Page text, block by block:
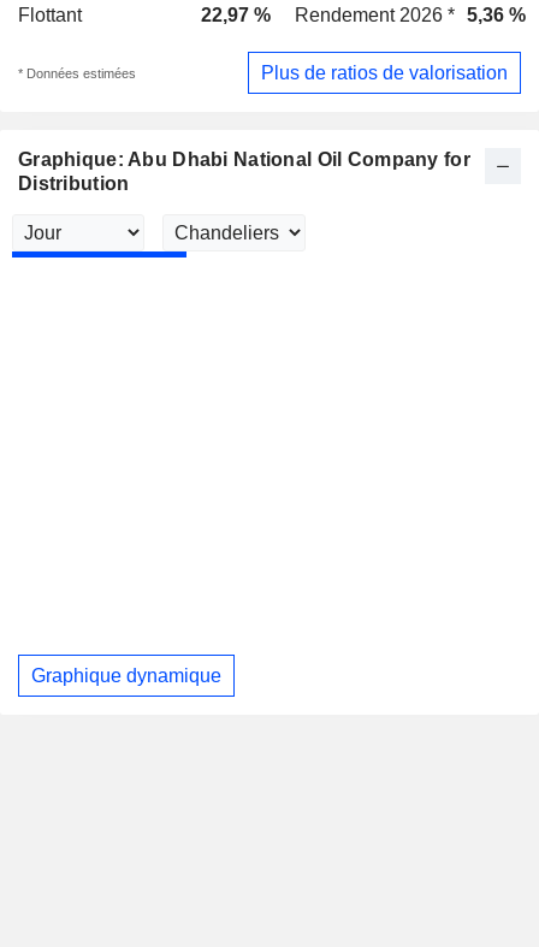
Flottant
22,97 % Rendement 2026 * 5,36 %
* Données estimées Plus de ratios de valorisation
Graphique: Abu Dhabi National Oil Company for
Distribution
Graphique dynamique